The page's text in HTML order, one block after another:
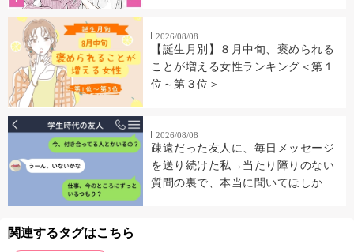
2026/08/08
【誕生月別】８月中旬、褒められる
ことが増える女性ランキング＜第１
位～第３位＞
2026/08/08
疎遠だった友人に、毎日メッセージ
を送り続けた私→当たり障りのない
質問の裏で、本当に聞いてほしかっ
関連するタグはこちら